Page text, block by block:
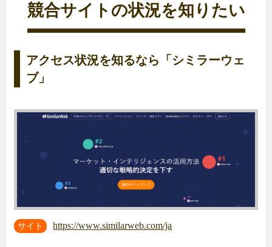
競合サイトの状況を知りたい
アクセス状況を知るなら「シミラーウェ
ブ」
サイト https://www.similarweb.com/ja